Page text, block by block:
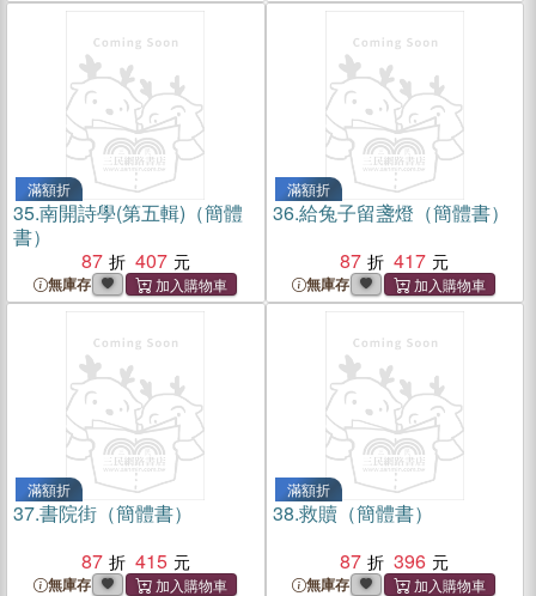
滿額折
35.南開詩學(第五輯)（簡體
書）
87
407
無庫存
滿額折
36.給兔子留盞燈（簡體書）
87
417
無庫存
滿額折
37.書院街（簡體書）
87
415
無庫存
滿額折
38.救贖（簡體書）
87
396
無庫存